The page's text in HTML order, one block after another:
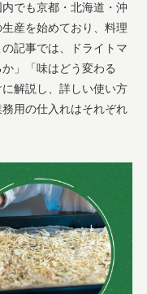
でも京都・北海道・沖
産を始めており、料理
記事では、ドライトマ
」「味はどう変わる
解説し、詳しい使い方
用の仕入れはそれぞれ